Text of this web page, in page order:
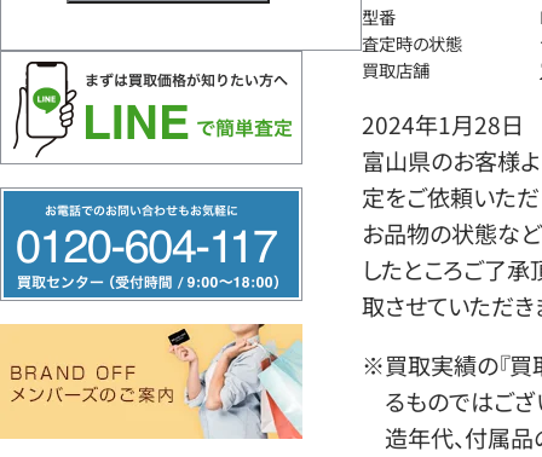
リ
ー
ヤ
型番
査定時の状態
買取店舗
2024年1月28日
富山県のお客様よ
定をご依頼いただ
お品物の状態など
したところご了
取させていただき
※買取実績の『買
るものではござ
造年代、付属品